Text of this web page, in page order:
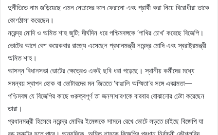
দুর্নীতিতে নাম জড়িয়েছে এমন নেতাদের দলে ফেরানো এবং প্রার্থী করা নিয়ে বিরোধীরা তাকে
কোণঠাসা করেছেন।
নরেন্দ্র মোদি ও অমিত শাহ জুটি: দীর্ঘদিন ধরে পশ্চিমবঙ্গকে ‘পাখির চোখ’ করেছে বিজেপি।
ভোটের আগে বেশ কয়েকবার রাজ্যে এসেছেন প্রধানমন্ত্রী নরেন্দ্র মোদি এবং স্বরাষ্ট্রমন্ত্রী
অমিত শাহ।
আসন্ন বিধানসভা ভোটের ক্ষেত্রেও একই ছবি ধরা পড়েছে। স্থানীয় কর্মীদের মধ্যে
সমন্বয় স্থাপন হোক বা ভোটারদের মন জিততে ‘বাঙালি অস্মিতা’র সঙ্গে একাত্মতা—
পশ্চিমবঙ্গ যে বিজেপির কাছে গুরুত্বপূর্ণ তা জনসাধারণকে বারবার বোঝানোর চেষ্টা করেছেন
তারা।
প্রধানমন্ত্রী হিসেবে নরেন্দ্র মোদির ইমেজকে সামনে রেখে ভোটে লড়তে চাইছে বিজেপি যা